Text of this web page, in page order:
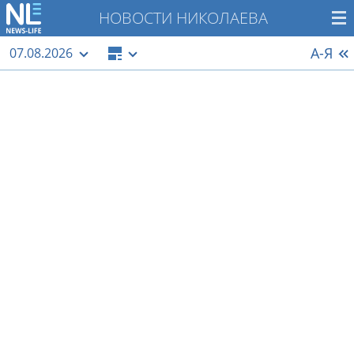
НОВОСТИ НИКОЛАЕВА
07.08.2026 А-Я